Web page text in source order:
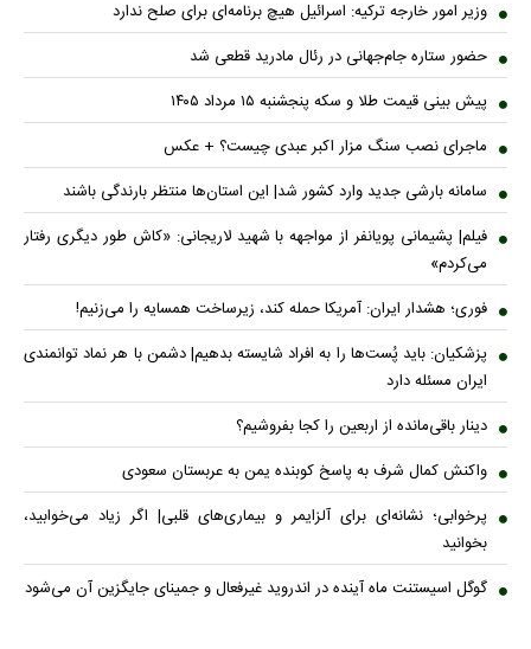
وزیر امور خارجه ترکیه: اسرائیل هیچ برنامه‌ای برای صلح ندارد
حضور ستاره جام‌جهانی در رئال مادرید قطعی شد
پیش بینی قیمت طلا و سکه پنجشنبه ۱۵ مرداد ۱۴۰۵
ماجرای نصب سنگ مزار اکبر عبدی چیست؟ + عکس
سامانه بارشی جدید وارد کشور شد| این استان‌ها منتظر بارندگی باشند
فیلم| پشیمانی پویانفر از مواجهه با شهید لاریجانی: «کاش طور دیگری رفتار
می‌کردم»
فوری؛ هشدار ایران: آمریکا حمله کند، زیرساخت همسایه را می‌زنیم!
پزشکیان: باید پُست‌ها را به افراد شایسته بدهیم| دشمن با هر نماد توانمندی
ایران مسئله دارد
دینار باقی‌مانده از اربعین را کجا بفروشیم؟
واکنش کمال شرف به پاسخ کوبنده یمن به عربستان سعودی
پرخوابی؛ نشانه‌ای برای آلزایمر و بیماری‌های قلبی| اگر زیاد می‌خوابید،
بخوانید
گوگل اسیستنت ماه آینده در اندروید غیرفعال و جمینای جایگزین آن می‌شود